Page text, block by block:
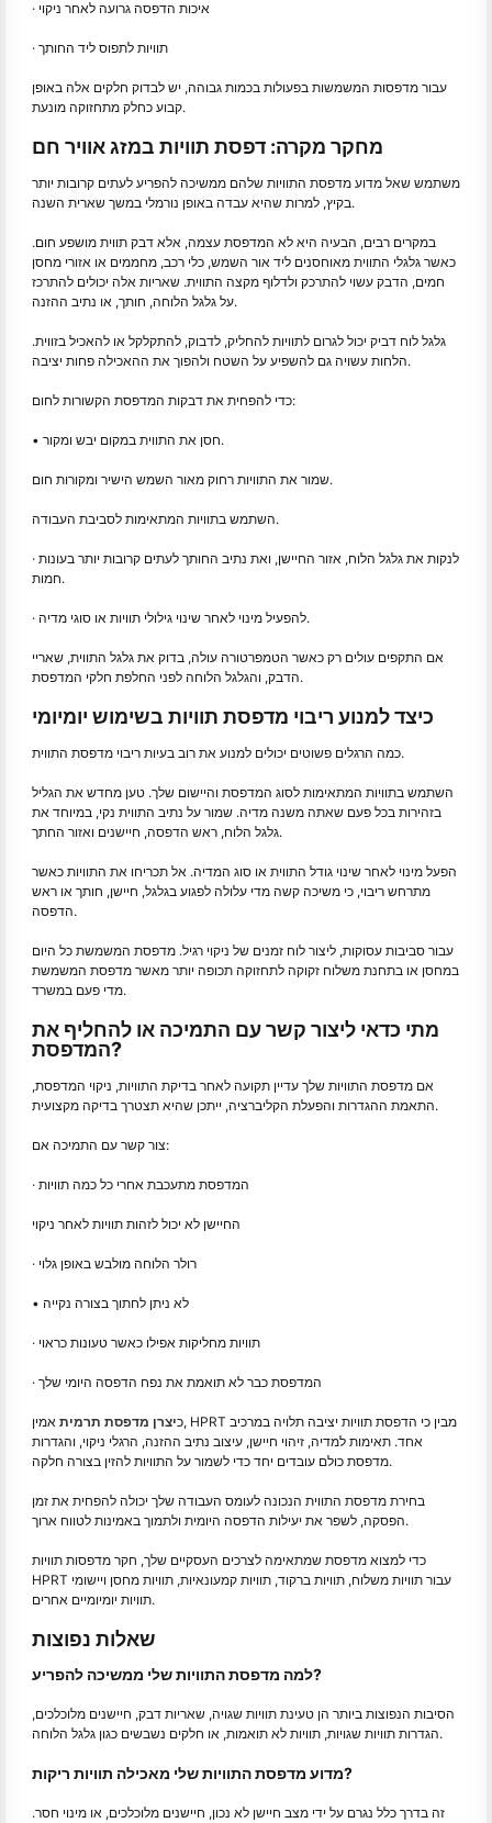
· איכות הדפסה גרועה לאחר ניקוי
· תוויות לתפוס ליד החותך
עבור מדפסות המשמשות בפעולות בכמות גבוהה, יש לבדוק חלקים אלה באופן
קבוע כחלק מתחזוקה מונעת.
מחקר מקרה: דפסת תוויות במזג אוויר חם
משתמש שאל מדוע מדפסת התוויות שלהם ממשיכה להפריע לעתים קרובות יותר
בקיץ, למרות שהיא עבדה באופן נורמלי במשך שארית השנה.
במקרים רבים, הבעיה היא לא המדפסת עצמה, אלא דבק תווית מושפע חום.
כאשר גלגלי התווית מאוחסנים ליד אור השמש, כלי רכב, מחממים או אזורי מחסן
חמים, הדבק עשוי להתרכק ולדלוף מקצה התווית. שאריות אלה יכולים להתרכז
על גלגל הלוחה, חותך, או נתיב ההזנה.
גלגל לוח דביק יכול לגרום לתוויות להחליק, לדבוק, להתקלקל או להאכיל בזווית.
הלחות עשויה גם להשפיע על השטח ולהפוך את ההאכילה פחות יציבה.
כדי להפחית את דבקות המדפסת הקשורות לחום:
• חסן את התווית במקום יבש ומקור.
שמור את התוויות רחוק מאור השמש הישיר ומקורות חום.
השתמש בתוויות המתאימות לסביבת העבודה.
· לנקות את גלגל הלוח, אזור החיישן, ואת נתיב החותך לעתים קרובות יותר בעונות
חמות.
· להפעיל מינוי לאחר שינוי גילולי תוויות או סוגי מדיה.
אם התקפים עולים רק כאשר הטמפרטורה עולה, בדוק את גלגל התווית, שאריי
הדבק, והגלגל הלוחה לפני החלפת חלקי המדפסת.
כיצד למנוע ריבוי מדפסת תוויות בשימוש יומיומי
כמה הרגלים פשוטים יכולים למנוע את רוב בעיות ריבוי מדפסת התווית.
השתמש בתוויות המתאימות לסוג המדפסת והיישום שלך. טען מחדש את הגליל
בזהירות בכל פעם שאתה משנה מדיה. שמור על נתיב התווית נקי, במיוחד את
גלגל הלוח, ראש הדפסה, חיישנים ואזור החתך.
הפעל מינוי לאחר שינוי גודל התווית או סוג המדיה. אל תכריחו את התוויות כאשר
מתרחש ריבוי, כי משיכה קשה מדי עלולה לפגוע בגלגל, חיישן, חותך או ראש
הדפסה.
עבור סביבות עסוקות, ליצור לוח זמנים של ניקוי רגיל. מדפסת המשמשת כל היום
במחסן או בתחנת משלוח זקוקה לתחזוקה תכופה יותר מאשר מדפסת המשמשת
מדי פעם במשרד.
מתי כדאי ליצור קשר עם התמיכה או להחליף את
המדפסת?
אם מדפסת התוויות שלך עדיין תקועה לאחר בדיקת התוויות, ניקוי המדפסת,
התאמת ההגדרות והפעלת הקליברציה, ייתכן שהיא תצטרך בדיקה מקצועית.
צור קשר עם התמיכה אם:
· המדפסת מתעכבת אחרי כל כמה תוויות
החיישן לא יכול לזהות תוויות לאחר ניקוי
· רולר הלוחה מולבש באופן גלוי
• לא ניתן לחתוך בצורה נקייה
· תוויות מחליקות אפילו כאשר טעונות כראוי
· המדפסת כבר לא תואמת את נפח הדפסה היומי שלך
כיצרן מדפסת תרמית אמין, HPRT מבין כי הדפסת תוויות יציבה תלויה במרכיב
אחד. תאימות למדיה, זיהוי חיישן, עיצוב נתיב ההזנה, הרגלי ניקוי, והגדרות
מדפסת כולם עובדים יחד כדי לשמור על התוויות להזין בצורה חלקה.
בחירת מדפסת התווית הנכונה לעומס העבודה שלך יכולה להפחית את זמן
הפסקה, לשפר את יעילות הדפסה היומית ולתמוך באמינות לטווח ארוך.
כדי למצוא מדפסת שמתאימה לצרכים העסקיים שלך, חקר מדפסות תוויות
HPRT עבור תוויות משלוח, תוויות ברקוד, תוויות קמעונאיות, תוויות מחסן ויישומי
תוויות יומיומיים אחרים.
שאלות נפוצות
למה מדפסת התוויות שלי ממשיכה להפריע?
הסיבות הנפוצות ביותר הן טעינת תוויות שגויה, שאריות דבק, חיישנים מלוכלכים,
הגדרות תוויות שגויות, תוויות לא תואמות, או חלקים נשבשים כגון גלגל הלוחה.
מדוע מדפסת התוויות שלי מאכילה תוויות ריקות?
זה בדרך כלל נגרם על ידי מצב חיישן לא נכון, חיישנים מלוכלכים, או מינוי חסר.